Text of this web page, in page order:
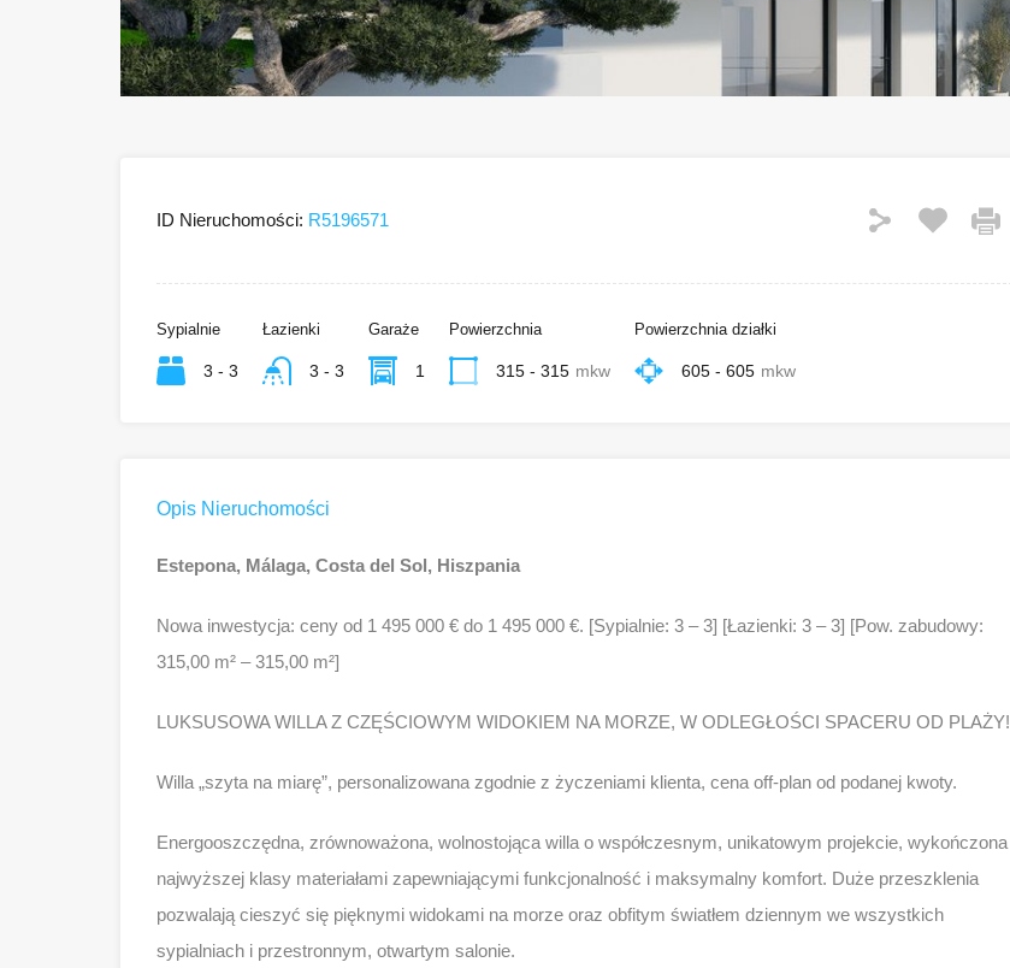
ID Nieruchomości: R5196571
Sypialnie
3 - 3
Łazienki
3 - 3
Garaże
1
Powierzchnia
315 - 315 mkw
Powierzchnia działki
605 - 605 mkw
Opis Nieruchomości
Estepona, Málaga, Costa del Sol, Hiszpania
Nowa inwestycja: ceny od 1 495 000 € do 1 495 000 €. [Sypialnie: 3 – 3] [Łazienki: 3 – 3] [Pow. zabudowy:
315,00 m² – 315,00 m²]
LUKSUSOWA WILLA Z CZĘŚCIOWYM WIDOKIEM NA MORZE, W ODLEGŁOŚCI SPACERU OD PLAŻY!
Willa „szyta na miarę”, personalizowana zgodnie z życzeniami klienta, cena off-plan od podanej kwoty.
Energooszczędna, zrównoważona, wolnostojąca willa o współczesnym, unikatowym projekcie, wykończona
najwyższej klasy materiałami zapewniającymi funkcjonalność i maksymalny komfort. Duże przeszklenia
pozwalają cieszyć się pięknymi widokami na morze oraz obfitym światłem dziennym we wszystkich
sypialniach i przestronnym, otwartym salonie.